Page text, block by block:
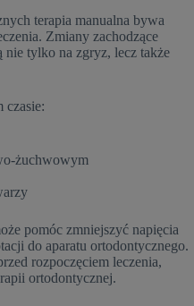
terapia manualna bywa
Zmiany zachodzące
nie tylko na zgryz, lecz także
czasie:
żuchwowym
pomóc zmniejszyć napięcia
do aparatu ortodontycznego.
rozpoczęciem leczenia,
ortodontycznej.